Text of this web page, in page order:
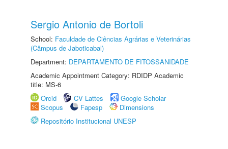
Sergio Antonio de Bortoli
School: Faculdade de Ciências Agrárias e Veterinárias
(Câmpus de Jaboticabal)
Department: DEPARTAMENTO DE FITOSSANIDADE
Academic Appointment Category: RDIDP Academic
title: MS-6
Orcid
CV Lattes
Google Scholar
Scopus
Fapesp
Dimensions
Repositório Institucional UNESP